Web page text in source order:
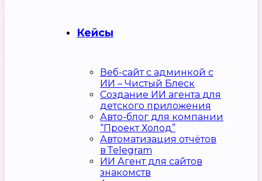
Кейсы
Веб-сайт с админкой с
ИИ – Чистый Блеск
Создание ИИ агента для
детского приложения
Авто-блог для компании
“Проект Холод”
Автоматизация отчётов
в Telegram
ИИ Агент для сайтов
знакомств